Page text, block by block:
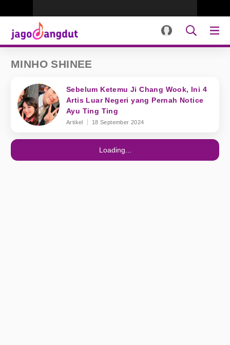
MINHO SHINEE
Sebelum Ketemu Ji Chang Wook, Ini 4
Artis Luar Negeri yang Pernah Notice
Ayu Ting Ting
Artikel 18 September 2024
Loading...